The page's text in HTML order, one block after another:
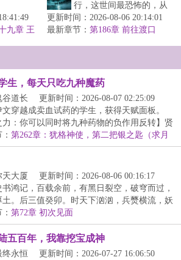
九章 王
行，这世间最恐怖的，从
来都不是鬼……...
更新时间：2026-08-06 20:14:01
最新章节： 第186章 前往渡口
生，每天只吃九种魔药
谷道长
更新时间：2026-08-07 02:25:09
穿越成卖血试药的学生，获得天赋面板。
力：你可以同时将九种药物的负作用反转】贤
第262章：犹格神使，第二把银之匙（求月
天大厦
更新时间：2026-08-06 00:16:17
鸿记，百载余前，有黑日裂空，破穹而过，
土。后三值癸卯。时天下汹汹，兵燹横流，妖
第72章 初次见面
五百年，我靠挖宝成神
终永恒
更新时间：2026-07-27 16:06:50